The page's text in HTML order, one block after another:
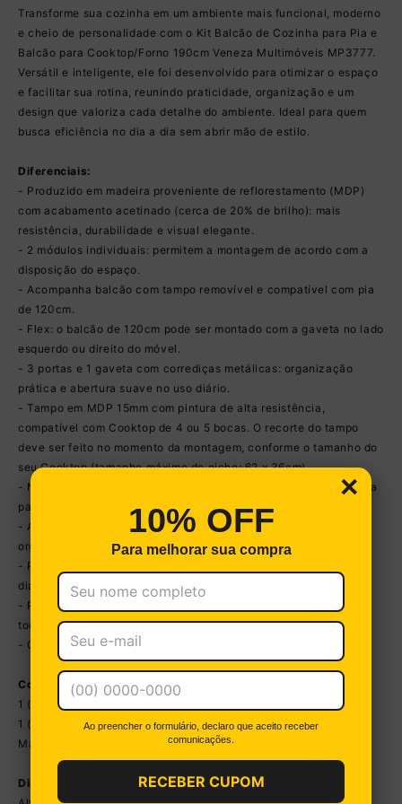
Transforme sua cozinha em um ambiente mais funcional, moderno
e cheio de personalidade com o Kit Balcão de Cozinha para Pia e
Balcão para Cooktop/Forno 190cm Veneza Multimóveis MP3777.
Versátil e inteligente, ele foi desenvolvido para otimizar o espaço
e facilitar sua rotina, reunindo praticidade, organização e um
design que valoriza cada detalhe do ambiente. Ideal para quem
busca eficiência no dia a dia sem abrir mão de estilo.
Diferenciais:
- Produzido em madeira proveniente de reflorestamento (MDP)
com acabamento acetinado (cerca de 20% de brilho): mais
resistência, durabilidade e visual elegante.
- 2 módulos individuais: permitem a montagem de acordo com a
disposição do espaço.
- Acompanha balcão com tampo removível e compatível com pia
de 120cm.
- Flex: o balcão de 120cm pode ser montado com a gaveta no lado
esquerdo ou direito do móvel.
- 3 portas e 1 gaveta com corrediças metálicas: organização
prática e abertura suave no uso diário.
- Tampo em MDP 15mm com pintura de alta resistência,
compatível com Cooktop de 4 ou 5 bocas. O recorte do tampo
deve ser feito no momento da montagem, conforme o tamanho do
seu Cooktop (tamanho máximo do nicho: 62 x 36cm).
- Nicho para forno ou micro-ondas de até 18kg, com espaço para
passagem de fios (não compatível com forno de embutir).
- Adega inferior para até 5 garrafas: mantém suas bebidas
organizadas e sempre à mão.
- Puxadores em ABS: leves, resistentes e funcionais para o dia a
dia.
- Pés em polipropileno no estilo retrô: mais estabilidade com um
toque de charme no design.
- Cooktop, forno e pia não acompanham o produto.
Conteúdo da Embalagem:
1 (um) Balcão para Cooktop com Tampo 70cm
1 (um) Balcão para Pia com Tampo 120cm
Manual de Montagem e Kit Ferragem
Dimensões do Produto Montado:
×
10% OFF
Para melhorar sua compra
Ao preencher o formulário, declaro que aceito receber
comunicações.
RECEBER CUPOM